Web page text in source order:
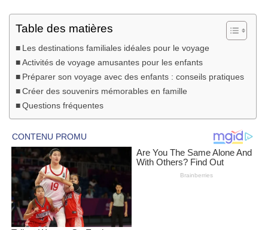
Table des matières
Les destinations familiales idéales pour le voyage
Activités de voyage amusantes pour les enfants
Préparer son voyage avec des enfants : conseils pratiques
Créer des souvenirs mémorables en famille
Questions fréquentes